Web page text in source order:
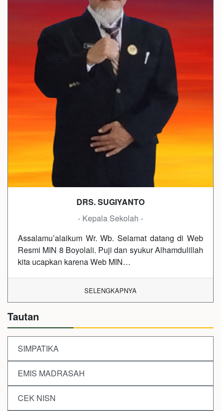
DRS. SUGIYANTO
- Kepala Sekolah -
Assalamu’alaikum Wr. Wb. Selamat datang di Web
Resmi MIN 8 Boyolali. Puji dan syukur Alhamdulillah
kita ucapkan karena Web MIN…
SELENGKAPNYA
Tautan
SIMPATIKA
EMIS MADRASAH
CEK NISN